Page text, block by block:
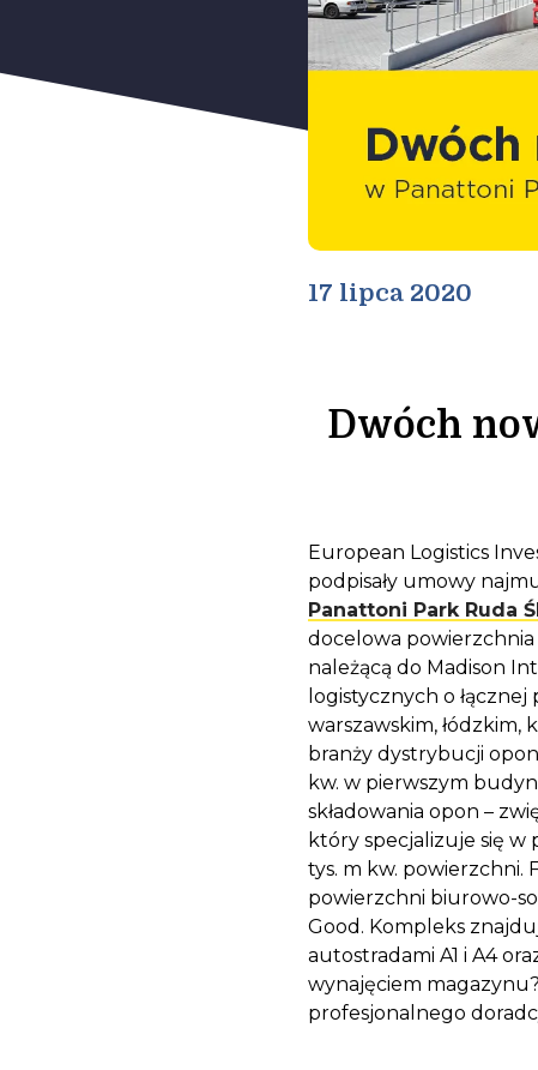
17 lipca 2020
Dwóch
European Logistics
podpisały umowy
Panattoni Park Ruda
docelowa
należącą do Madison
logistycznych o
warszawskim,
branży dystrybucji
kw. w pierwszym
składowania opon –
który specjalizuje się
tys. m kw. powierzchni.
powierzchni biurowo-
Good. Kompleks
autostradami A1 i A4
wynajęciem
profesjonalnego